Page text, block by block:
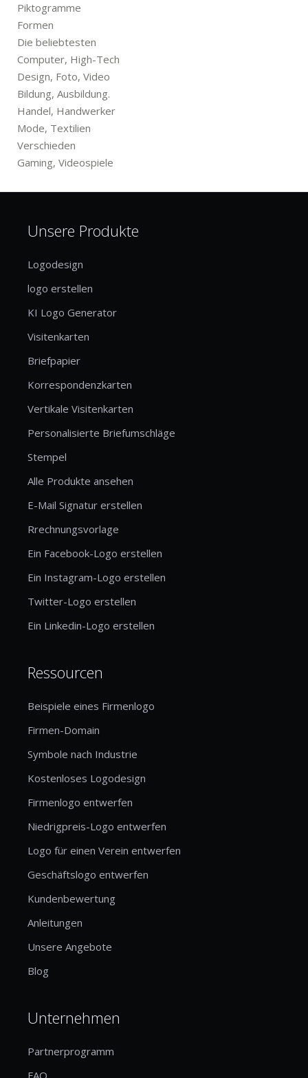
Piktogramme
Formen
Die beliebtesten
Computer, High-Tech
Design, Foto, Video
Bildung, Ausbildung.
Handel, Handwerker
Mode, Textilien
Verschieden
Gaming, Videospiele
Unsere Produkte
Logodesign
logo erstellen
KI Logo Generator
Visitenkarten
Briefpapier
Korrespondenzkarten
Vertikale Visitenkarten
Personalisierte Briefumschläge
Stempel
Alle Produkte ansehen
E-Mail Signatur erstellen
Rrechnungsvorlage
Ein Facebook-Logo erstellen
Ein Instagram-Logo erstellen
Twitter-Logo erstellen
Ein Linkedin-Logo erstellen
Ressourcen
Beispiele eines Firmenlogo
Firmen-Domain
Symbole nach Industrie
Kostenloses Logodesign
Firmenlogo entwerfen
Niedrigpreis-Logo entwerfen
Logo für einen Verein entwerfen
Geschäftslogo entwerfen
Kundenbewertung
Anleitungen
Unsere Angebote
Blog
Unternehmen
Partnerprogramm